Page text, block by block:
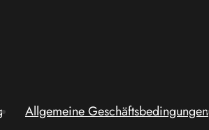
Allgemeine Geschäftsbedingungen